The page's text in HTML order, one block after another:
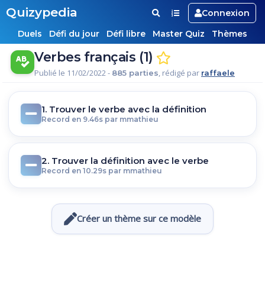
Quizypedia
Connexion
Duels
Défi du jour Défi libre Master Quiz Thèmes
Verbes français (1)
Publié le 11/02/2022 - 885 parties, rédigé par raffaele
1. Trouver le verbe avec la définition
Record en 9.46s par mmathieu
2. Trouver la définition avec le verbe
Record en 10.29s par mmathieu
Créer un thème sur ce modèle